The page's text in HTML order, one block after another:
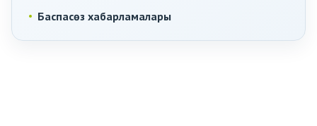
Баспасөз хабарламалары